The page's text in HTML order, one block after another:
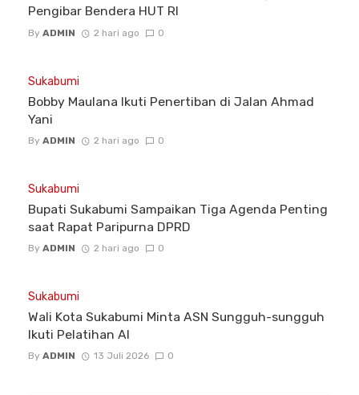
Pengibar Bendera HUT RI
By ADMIN 2 hari ago 0
Sukabumi
Bobby Maulana Ikuti Penertiban di Jalan Ahmad
Yani
By ADMIN 2 hari ago 0
Sukabumi
Bupati Sukabumi Sampaikan Tiga Agenda Penting
saat Rapat Paripurna DPRD
By ADMIN 2 hari ago 0
Sukabumi
Wali Kota Sukabumi Minta ASN Sungguh-sungguh
Ikuti Pelatihan AI
By ADMIN 13 Juli 2026 0